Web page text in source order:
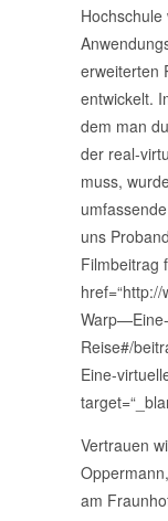
erweiterten
entwickelt.
dem man
der real-
muss,
uns
Filmbeitrag
Reise#/
Eine-
Vertrauen
am